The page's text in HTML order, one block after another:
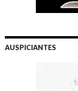
AUSPICIANTES